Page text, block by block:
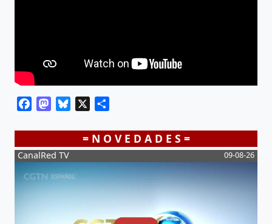
FacebookMastodon
Bluesky
= N O V E D A D E S =
09-08-26